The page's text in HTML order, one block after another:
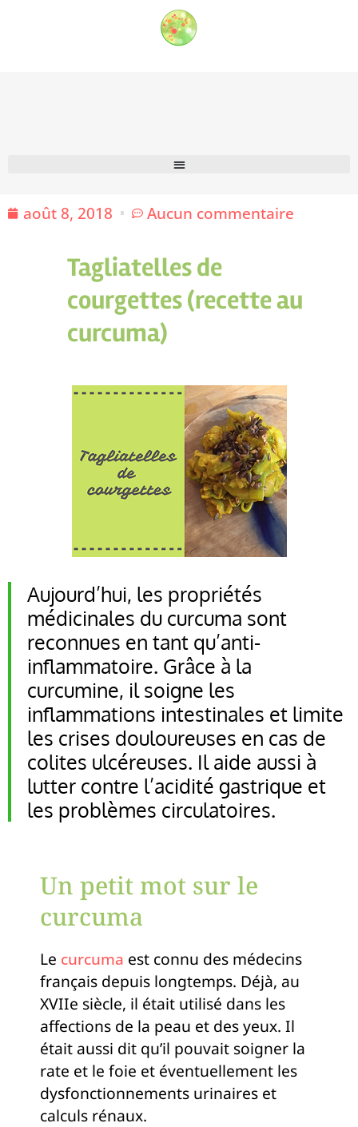
août 8, 2018 Aucun commentaire
Tagliatelles de
courgettes (recette au
curcuma)
Aujourd’hui, les propriétés
médicinales du curcuma sont
reconnues en tant qu’anti-
inflammatoire. Grâce à la
curcumine, il soigne les
inflammations intestinales et limite
les crises douloureuses en cas de
colites ulcéreuses. Il aide aussi à
lutter contre l’acidité gastrique et
les problèmes circulatoires.
Un petit mot sur le
curcuma
Le curcuma est connu des médecins
français depuis longtemps. Déjà, au
XVIIe siècle, il était utilisé dans les
affections de la peau et des yeux. Il
était aussi dit qu’il pouvait soigner la
rate et le foie et éventuellement les
dysfonctionnements urinaires et
calculs rénaux.